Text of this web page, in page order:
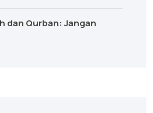
dan Qurban: Jangan